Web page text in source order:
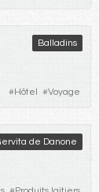
Balladins
#Hôtel #Voyage
de Danone